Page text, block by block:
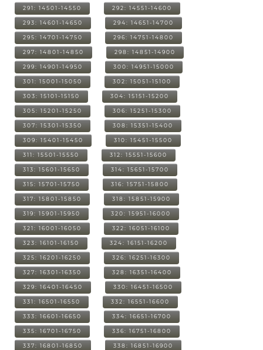
291: 14501-14550 292: 14551-14600
293: 14601-14650 294: 14651-14700
295: 14701-14750 296: 14751-14800
297: 14801-14850 298: 14851-14900
299: 14901-14950 300: 14951-15000
301: 15001-15050 302: 15051-15100
303: 15101-15150 304: 15151-15200
305: 15201-15250 306: 15251-15300
307: 15301-15350 308: 15351-15400
309: 15401-15450 310: 15451-15500
311: 15501-15550 312: 15551-15600
313: 15601-15650 314: 15651-15700
315: 15701-15750 316: 15751-15800
317: 15801-15850 318: 15851-15900
319: 15901-15950 320: 15951-16000
321: 16001-16050 322: 16051-16100
323: 16101-16150 324: 16151-16200
325: 16201-16250 326: 16251-16300
327: 16301-16350 328: 16351-16400
329: 16401-16450 330: 16451-16500
331: 16501-16550 332: 16551-16600
333: 16601-16650 334: 16651-16700
335: 16701-16750 336: 16751-16800
337: 16801-16850 338: 16851-16900